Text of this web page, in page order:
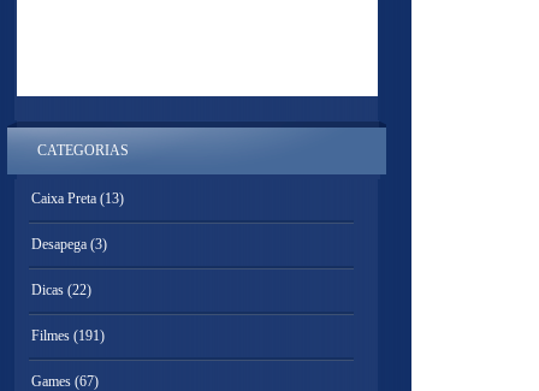
CATEGORIAS
Caixa Preta (13)
Desapega (3)
Dicas (22)
Filmes (191)
Games (67)